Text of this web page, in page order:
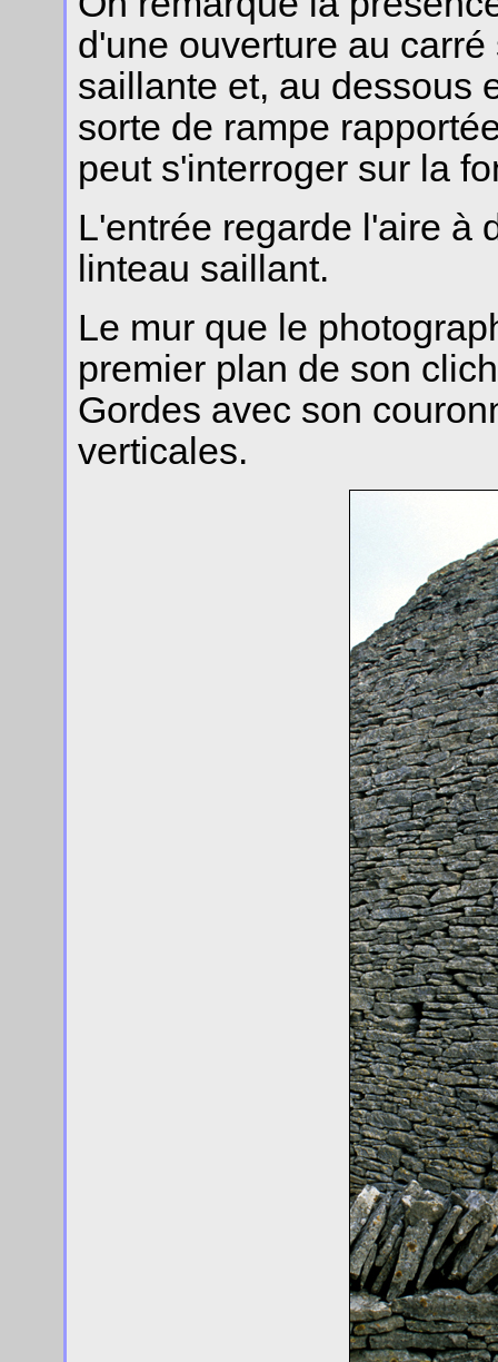
d'une ouverture au
saillante et, au dessous
sorte de rampe
peut s'interroger sur la
L'entrée regarde l'aire à
linteau saillant.
Le mur que le
premier plan de son
Gordes avec son
verticales.